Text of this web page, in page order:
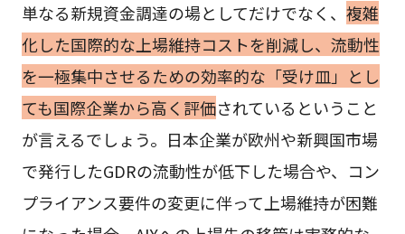
単なる新規資金調達の場としてだけでなく、 複雑
化した国際的な上場維持コストを削減し、流動性
を一極集中させるための効率的な「受け皿」とし
ても国際企業から高く評価されているということ
が言えるでしょう。日本企業が欧州や新興国市場
で発行したGDRの流動性が低下した場合や、コン
プライアンス要件の変更に伴って上場維持が困難